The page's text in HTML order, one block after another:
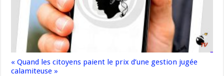
« Quand les citoyens paient le prix d’une gestion jugée
calamiteuse »